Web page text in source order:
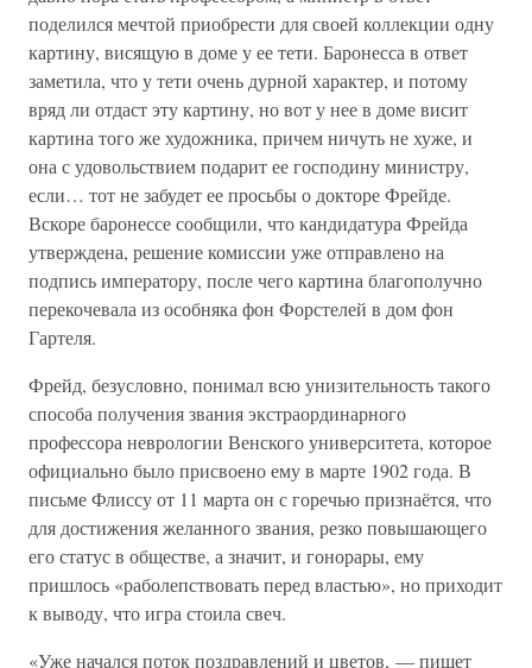
поделился мечтой приобрести для своей коллекции одну
картину, висящую в доме у ее тети. Баронесса в ответ
заметила, что у тети очень дурной характер, и потому
вряд ли отдаст эту картину, но вот у нее в доме висит
картина того же художника, причем ничуть не хуже, и
она с удовольствием подарит ее господину министру,
если… тот не забудет ее просьбы о докторе Фрейде.
Вскоре баронессе сообщили, что кандидатура Фрейда
утверждена, решение комиссии уже отправлено на
подпись императору, после чего картина благополучно
перекочевала из особняка фон Форстелей в дом фон
Гартеля.
Фрейд, безусловно, понимал всю унизительность такого
способа получения звания экстраординарного
профессора неврологии Венского университета, которое
официально было присвоено ему в марте 1902 года. В
письме Флиссу от 11 марта он с горечью признаётся, что
для достижения желанного звания, резко повышающего
его статус в обществе, а значит, и гонорары, ему
пришлось «раболепствовать перед властью», но приходит
к выводу, что игра стоила свеч.
«Уже начался поток поздравлений и цветов, — пишет